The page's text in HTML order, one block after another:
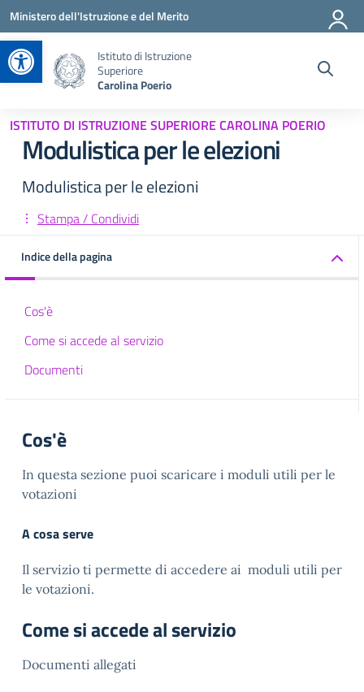
Apri la barra degli strumenti
Vai ai contenuti
Vai al menu di navigazione
Vai al footer
Ministero dell'Istruzione e del Merito
Istituto di Istruzione
Superiore
Carolina Poerio
ISTITUTO DI ISTRUZIONE SUPERIORE CAROLINA POERIO
Modulistica per le elezioni
Modulistica per le elezioni
Stampa / Condividi
Indice della pagina
Cos'è
Come si accede al servizio
Documenti
Cos'è
In questa sezione puoi scaricare i moduli utili per le
votazioni
A cosa serve
Il servizio ti permette di accedere ai moduli utili per
le votazioni.
Come si accede al servizio
Documenti allegati